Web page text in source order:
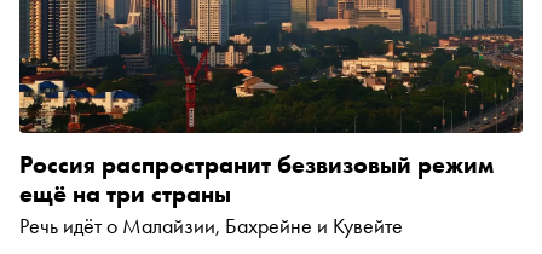
Россия распространит безвизовый режим
ещё на три страны
Речь идёт о Малайзии, Бахрейне и Кувейте